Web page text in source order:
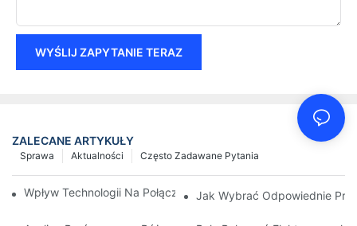
WYŚLIJ ZAPYTANIE TERAZ
ZALECANE ARTYKUŁY
Często Zadawane Pytania
Aktualności
Sprawa
Wpływ Technologii Na Połączenia Elektryczne W Elektronice
Jak Wybrać Odpowiednie